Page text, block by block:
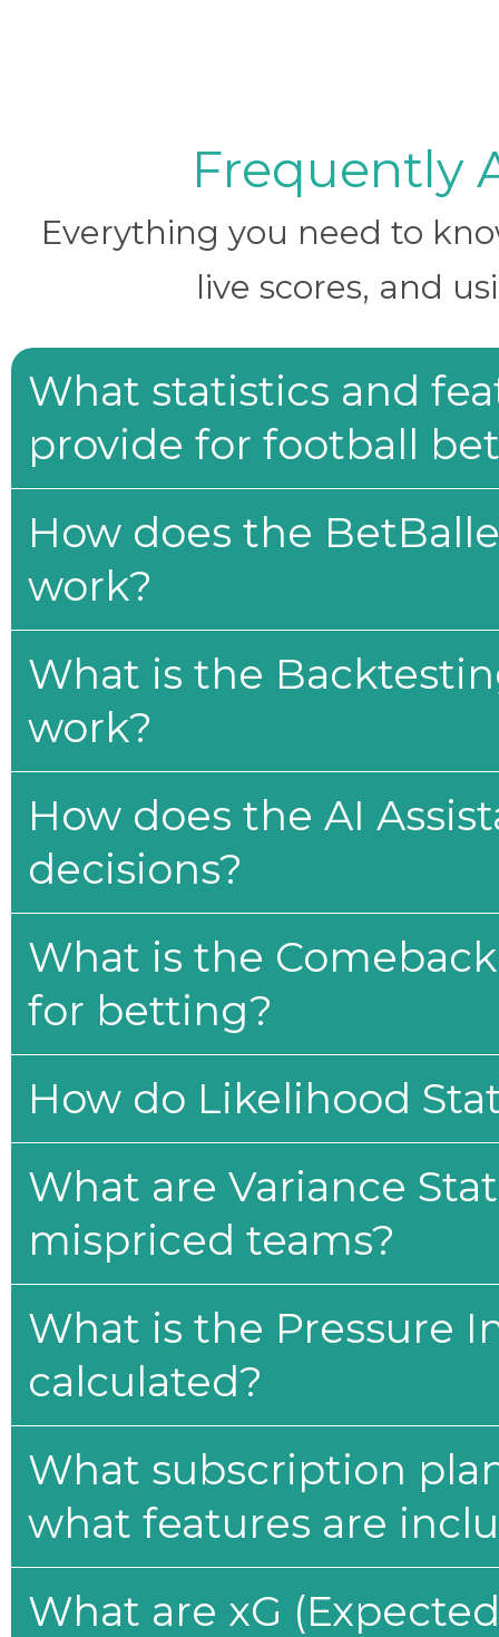
Frequently
Everything you need to
live scores, and
What statistics and
provide for football
How does the
work?
What is the
work?
How does the AI
decisions?
What is the
for betting?
How do Likelihood
What are Variance
mispriced teams?
What is the Pressure
calculated?
What subscription
what features are
What are xG